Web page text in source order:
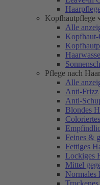
Kopfhautpflege
Alle
Kopfhaut-
Pflege nach
Alle
Anti-Frizz
Anti-
Blondes
Feines &
Fettiges
Lockiges
Mittel
Normales